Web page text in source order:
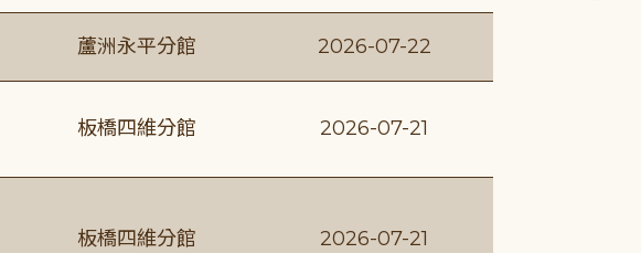
蘆洲永平分館 2026-07-22
板橋四維分館 2026-07-21
板橋四維分館 2026-07-21